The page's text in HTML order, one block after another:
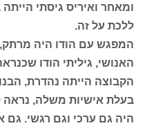
ומאחר ואיריס גיסתי הייתה
ללכת על זה.
המפגש עם הודו היה
האנושי, גיליתי הודו
הקבוצה הייתה נהדרת,
בעלת אישיות משלה, נראה
היה גם ערכי וגם רגשי. גם